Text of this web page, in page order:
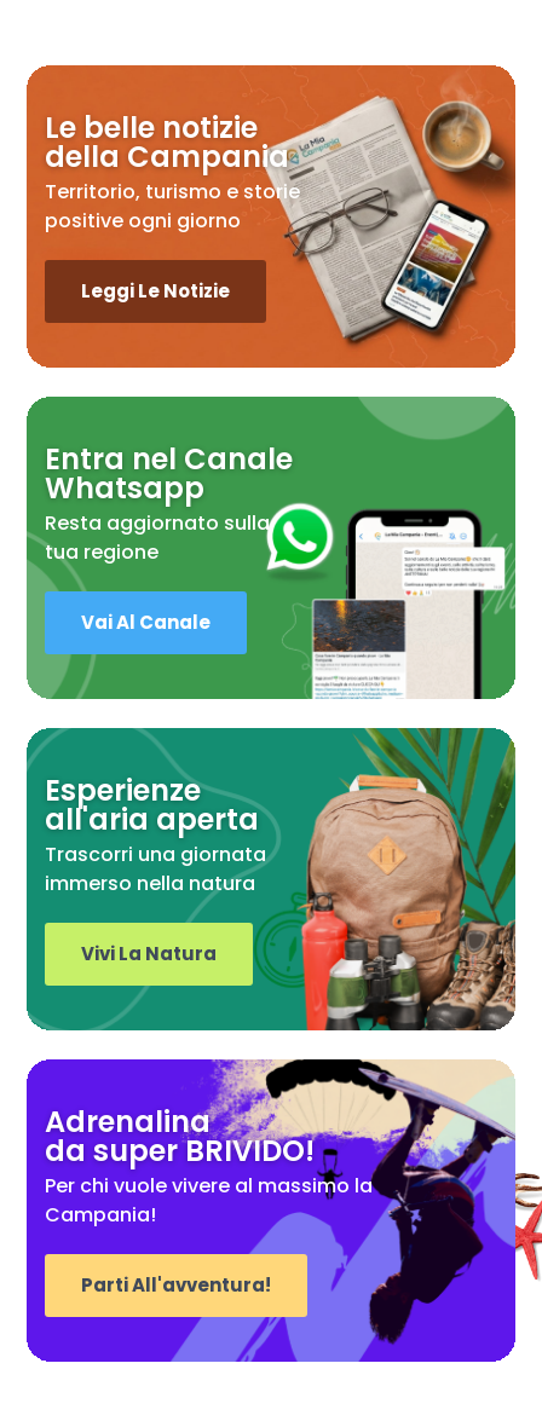
Le belle notizie
della Campania
Territorio, turismo e storie
positive ogni giorno
Leggi Le Notizie
Entra nel Canale
Whatsapp
Resta aggiornato sulla
tua regione
Vai Al Canale
Esperienze
all'aria aperta
Trascorri una giornata
immerso nella natura
Vivi La Natura
Adrenalina
da super BRIVIDO!
Per chi vuole vivere al massimo la
Campania!
Parti All'avventura!